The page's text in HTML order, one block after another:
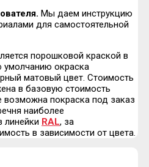
Мы даем инструкцию
для самостоятельной
порошковой краской в
умолчанию окраска
матовый цвет. Стоимость
в базовую стоимость
возможна покраска под заказ
наиболее
линейки RAL, за
в зависимости от цвета.